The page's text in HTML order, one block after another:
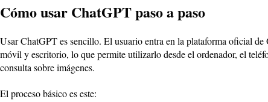
Cómo usar ChatGPT paso a paso
Usar ChatGPT es sencillo. El usuario entra en la plataforma oficial
móvil y escritorio, lo que permite utilizarlo desde el ordenador, el
consulta sobre imágenes.
El proceso básico es este: